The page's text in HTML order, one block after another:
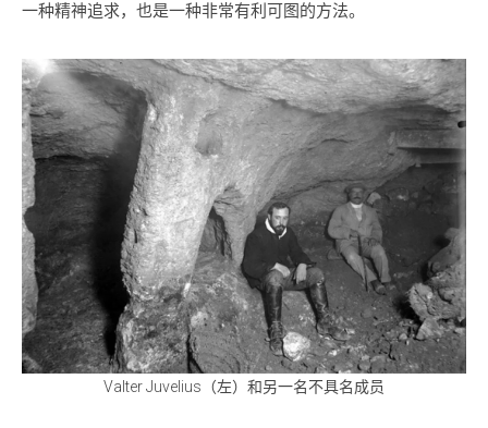
一种精神追求，也是一种非常有利可图的方法。
Valter Juvelius（左）和另一名不具名成员